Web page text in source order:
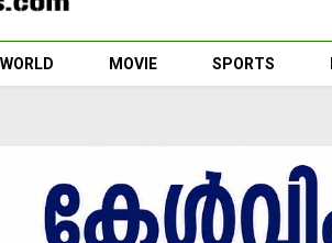
WORLD MOVIE SPORTS